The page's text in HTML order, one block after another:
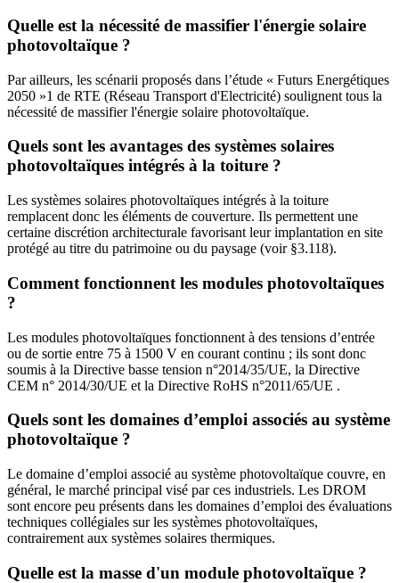
Quelle est la nécessité de massifier l'énergie solaire
photovoltaïque ?
Par ailleurs, les scénarii proposés dans l’étude « Futurs Energétiques
2050 »1 de RTE (Réseau Transport d'Electricité) soulignent tous la
nécessité de massifier l'énergie solaire photovoltaïque.
Quels sont les avantages des systèmes solaires
photovoltaïques intégrés à la toiture ?
Les systèmes solaires photovoltaïques intégrés à la toiture
remplacent donc les éléments de couverture. Ils permettent une
certaine discrétion architecturale favorisant leur implantation en site
protégé au titre du patrimoine ou du paysage (voir §3.118).
Comment fonctionnent les modules photovoltaïques
?
Les modules photovoltaïques fonctionnent à des tensions d’entrée
ou de sortie entre 75 à 1500 V en courant continu ; ils sont donc
soumis à la Directive basse tension n°2014/35/UE, la Directive
CEM n° 2014/30/UE et la Directive RoHS n°2011/65/UE .
Quels sont les domaines d’emploi associés au système
photovoltaïque ?
Le domaine d’emploi associé au système photovoltaïque couvre, en
général, le marché principal visé par ces industriels. Les DROM
sont encore peu présents dans les domaines d’emploi des évaluations
techniques collégiales sur les systèmes photovoltaïques,
contrairement aux systèmes solaires thermiques.
Quelle est la masse d'un module photovoltaïque ?